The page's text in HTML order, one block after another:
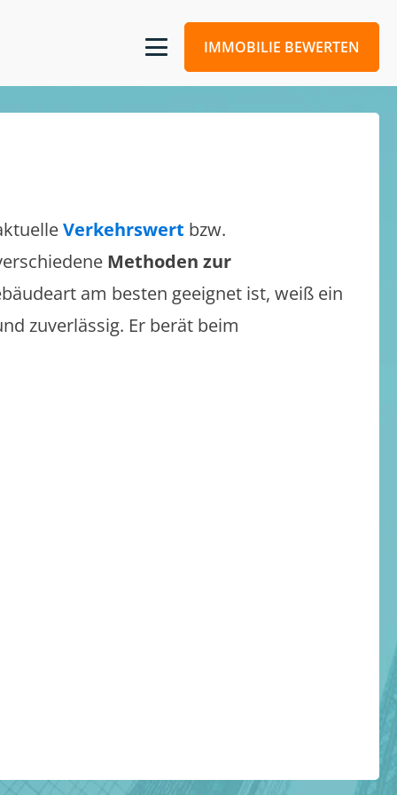
IMMOBILIE BEWERTEN
Verkehrswert bzw.
Methoden zur
am besten geeignet ist, weiß ein
zuverlässig. Er berät beim